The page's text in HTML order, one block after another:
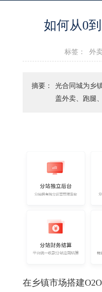
如何从0
标签： 外
摘要：
光合同城为乡
盖外卖、跑腿
在乡镇市场搭建